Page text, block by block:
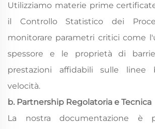
Utilizziamo materie prime
il Controllo Statistico dei
monitorare parametri critici come
spessore e le proprietà di
prestazioni affidabili sulle linee
velocità.
b. Partnership Regolatoria e Tecnica
La nostra documentazione è